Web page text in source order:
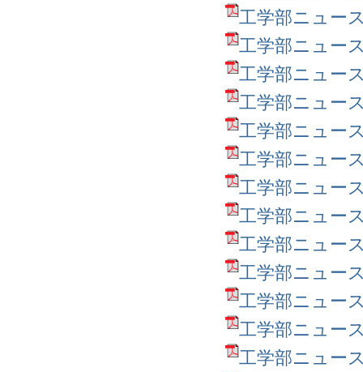
工学部ニュー
工学部ニュー
工学部ニュー
工学部ニュー
工学部ニュー
工学部ニュー
工学部ニュー
工学部ニュー
工学部ニュー
工学部ニュー
工学部ニュー
工学部ニュー
工学部ニュー